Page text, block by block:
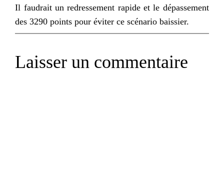
Il faudrait un redressement rapide et le dépassement
des 3290 points pour éviter ce scénario baissier.
Laisser un commentaire